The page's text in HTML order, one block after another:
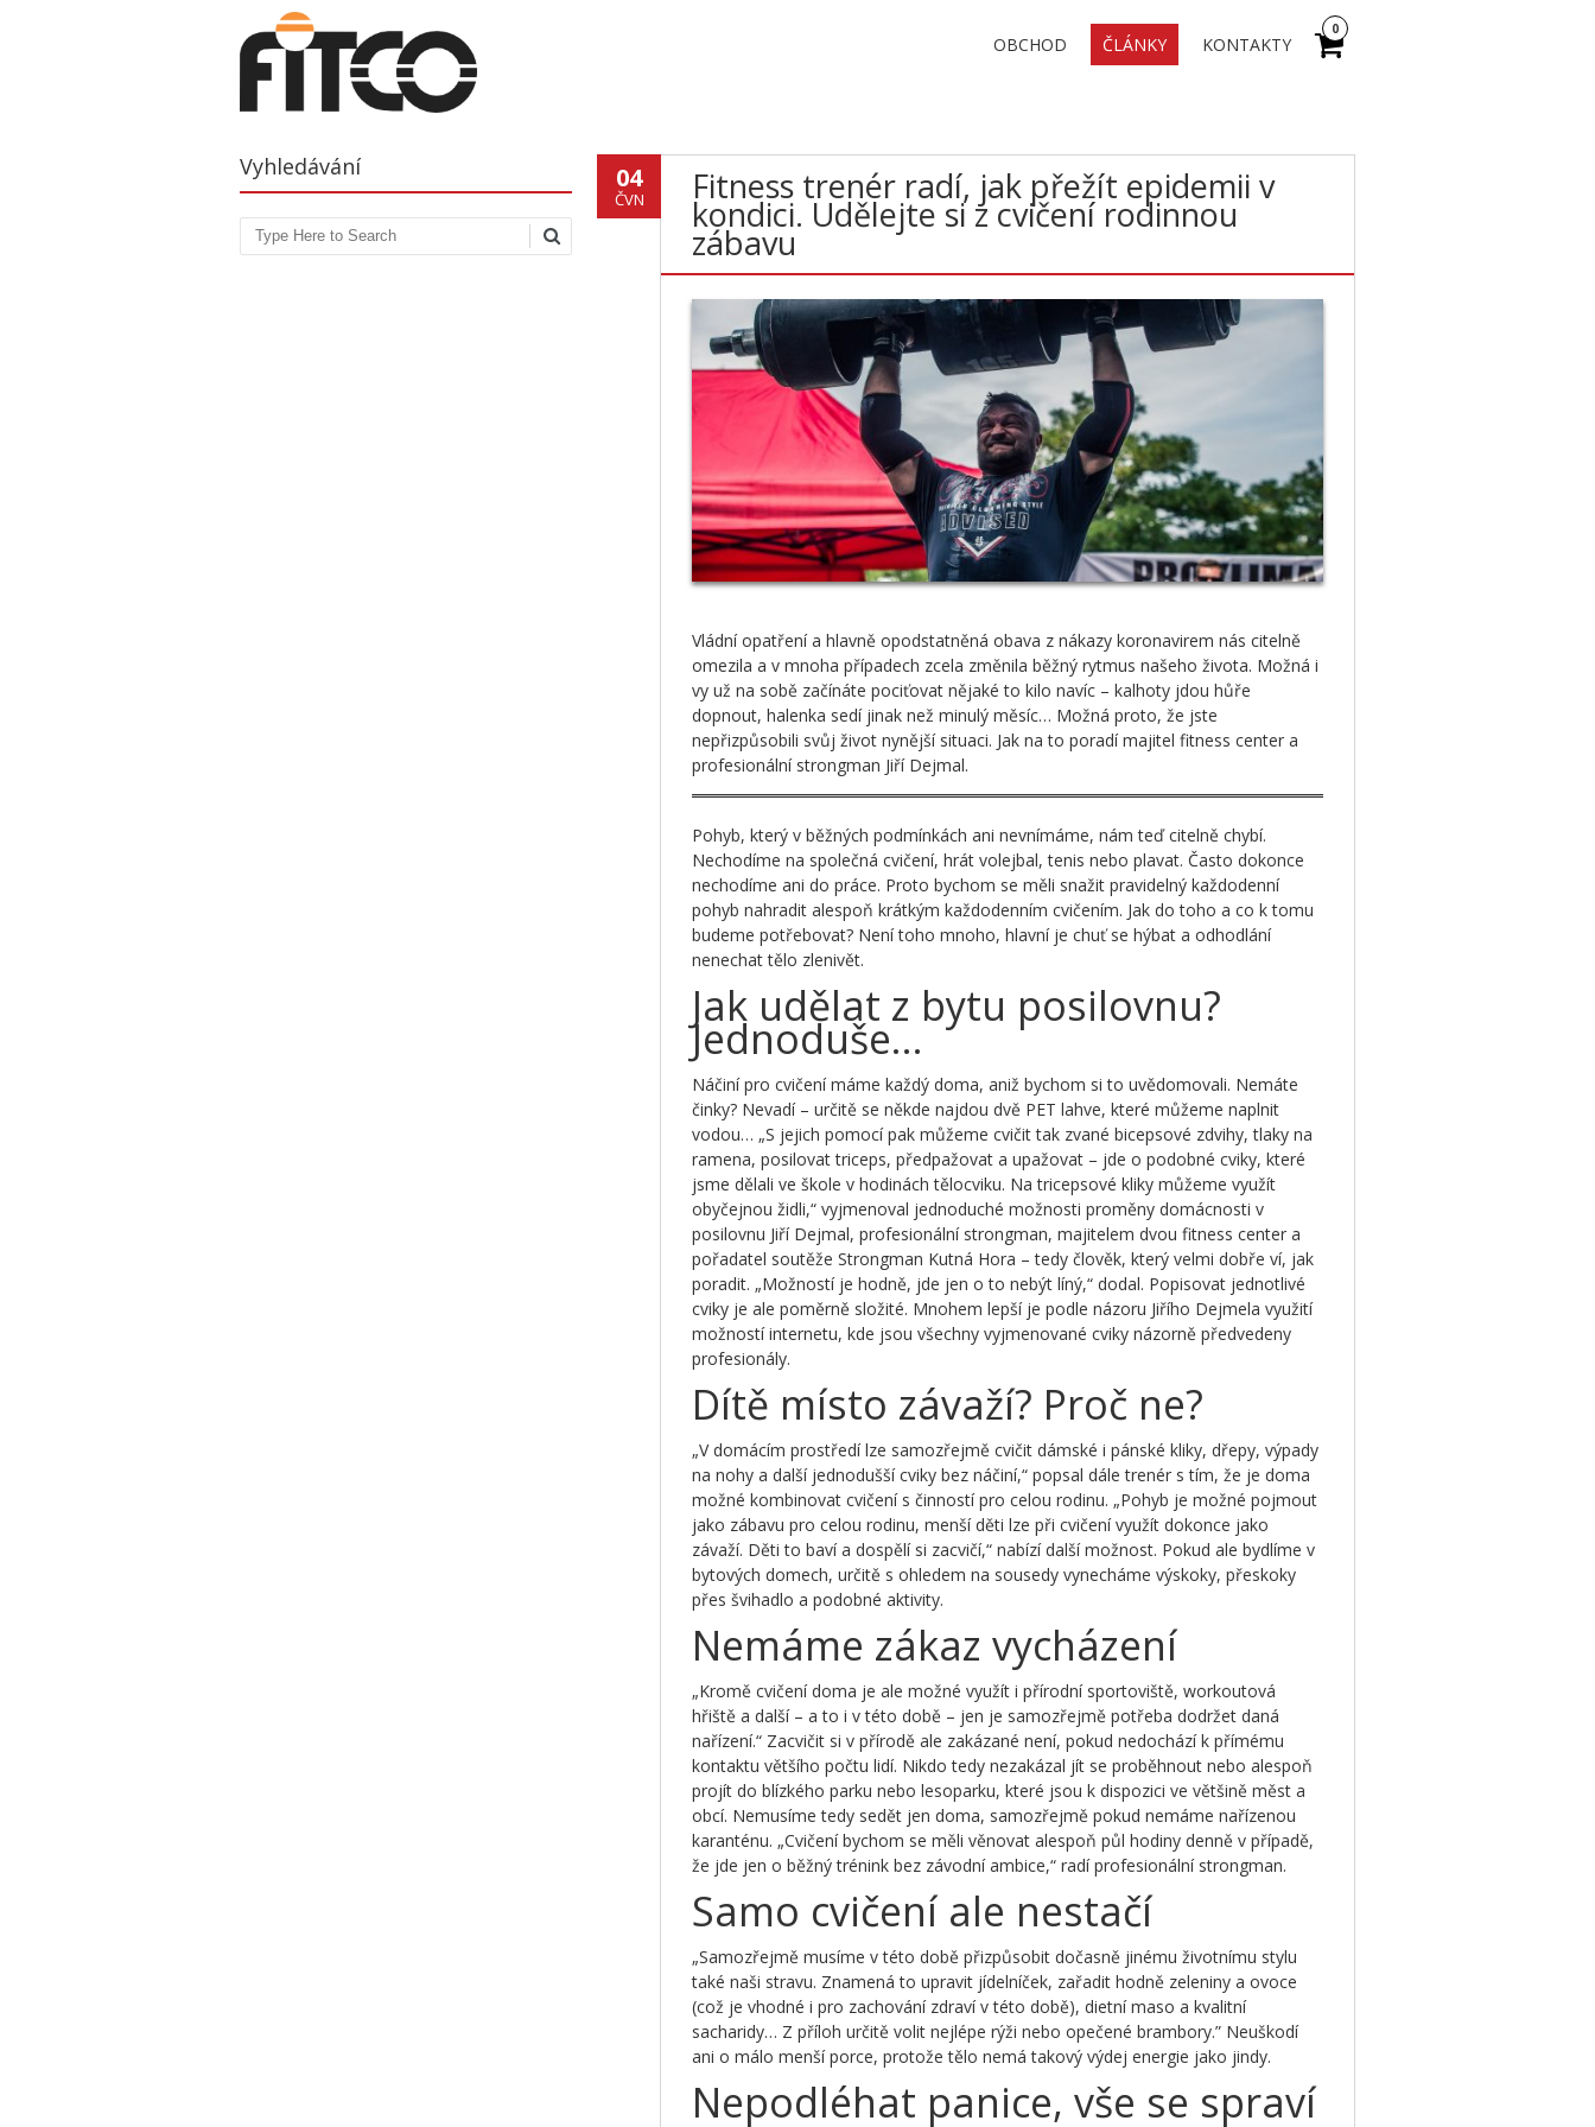
0
OBCHOD ČLÁNKY KONTAKTY
04
ČVN Fitness trenér radí, jak přežít epidemii v
kondici. Udělejte si z cvičení rodinnou
zábavu
Vládní opatření a hlavně opodstatněná obava z nákazy koronavirem nás citelně
omezila a v mnoha případech zcela změnila běžný rytmus našeho života. Možná i
vy už na sobě začínáte pociťovat nějaké to kilo navíc – kalhoty jdou hůře
dopnout, halenka sedí jinak než minulý měsíc… Možná proto, že jste
nepřizpůsobili svůj život nynější situaci. Jak na to poradí majitel fitness center a
profesionální strongman Jiří Dejmal.
Pohyb, který v běžných podmínkách ani nevnímáme, nám teď citelně chybí.
Nechodíme na společná cvičení, hrát volejbal, tenis nebo plavat. Často dokonce
nechodíme ani do práce. Proto bychom se měli snažit pravidelný každodenní
pohyb nahradit alespoň krátkým každodenním cvičením. Jak do toho a co k tomu
budeme potřebovat? Není toho mnoho, hlavní je chuť se hýbat a odhodlání
nenechat tělo zlenivět.
Jak udělat z bytu posilovnu?
Jednoduše…
Náčiní pro cvičení máme každý doma, aniž bychom si to uvědomovali. Nemáte
činky? Nevadí – určitě se někde najdou dvě PET lahve, které můžeme naplnit
vodou… „S jejich pomocí pak můžeme cvičit tak zvané bicepsové zdvihy, tlaky na
ramena, posilovat triceps, předpažovat a upažovat – jde o podobné cviky, které
jsme dělali ve škole v hodinách tělocviku. Na tricepsové kliky můžeme využít
obyčejnou židli,“ vyjmenoval jednoduché možnosti proměny domácnosti v
posilovnu Jiří Dejmal, profesionální strongman, majitelem dvou fitness center a
pořadatel soutěže Strongman Kutná Hora – tedy člověk, který velmi dobře ví, jak
poradit. „Možností je hodně, jde jen o to nebýt líný,“ dodal. Popisovat jednotlivé
cviky je ale poměrně složité. Mnohem lepší je podle názoru Jiřího Dejmela využití
možností internetu, kde jsou všechny vyjmenované cviky názorně předvedeny
profesionály.
Dítě místo závaží? Proč ne?
„V domácím prostředí lze samozřejmě cvičit dámské i pánské kliky, dřepy, výpady
na nohy a další jednodušší cviky bez náčiní,“ popsal dále trenér s tím, že je doma
možné kombinovat cvičení s činností pro celou rodinu. „Pohyb je možné pojmout
jako zábavu pro celou rodinu, menší děti lze při cvičení využít dokonce jako
závaží. Děti to baví a dospělí si zacvičí,“ nabízí další možnost. Pokud ale bydlíme v
bytových domech, určitě s ohledem na sousedy vynecháme výskoky, přeskoky
přes švihadlo a podobné aktivity.
Nemáme zákaz vycházení
„Kromě cvičení doma je ale možné využít i přírodní sportoviště, workoutová
hřiště a další – a to i v této době – jen je samozřejmě potřeba dodržet daná
nařízení.“ Zacvičit si v přírodě ale zakázané není, pokud nedochází k přímému
kontaktu většího počtu lidí. Nikdo tedy nezakázal jít se proběhnout nebo alespoň
projít do blízkého parku nebo lesoparku, které jsou k dispozici ve většině měst a
obcí. Nemusíme tedy sedět jen doma, samozřejmě pokud nemáme nařízenou
karanténu. „Cvičení bychom se měli věnovat alespoň půl hodiny denně v případě,
že jde jen o běžný trénink bez závodní ambice,“ radí profesionální strongman.
Samo cvičení ale nestačí
„Samozřejmě musíme v této době přizpůsobit dočasně jinému životnímu stylu
také naši stravu. Znamená to upravit jídelníček, zařadit hodně zeleniny a ovoce
(což je vhodné i pro zachování zdraví v této době), dietní maso a kvalitní
sacharidy… Z příloh určitě volit nejlépe rýži nebo opečené brambory.” Neuškodí
ani o málo menší porce, protože tělo nemá takový výdej energie jako jindy.
Nepodléhat panice, vše se spraví
Vyhledávání
Search